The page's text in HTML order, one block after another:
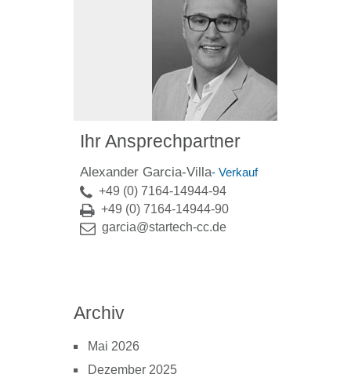
Ihr Ansprechpartner
Alexander Garcia-Villa- Verkauf
+49 (0) 7164-14944-94
+49 (0) 7164-14944-90
garcia@startech-cc.de
Archiv
Mai 2026
Dezember 2025